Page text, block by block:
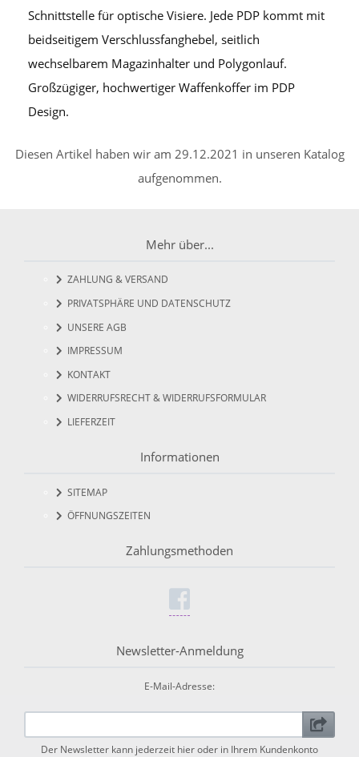
Schnittstelle für optische Visiere. Jede PDP kommt mit
beidseitigem Verschlussfanghebel, seitlich
wechselbarem Magazinhalter und Polygonlauf.
Großzügiger, hochwertiger Waffenkoffer im PDP
Design.
Diesen Artikel haben wir am 29.12.2021 in unseren Katalog
aufgenommen.
Mehr über...
ZAHLUNG & VERSAND
PRIVATSPHÄRE UND DATENSCHUTZ
UNSERE AGB
IMPRESSUM
KONTAKT
WIDERRUFSRECHT & WIDERRUFSFORMULAR
LIEFERZEIT
Informationen
SITEMAP
ÖFFNUNGSZEITEN
Zahlungsmethoden
Newsletter-Anmeldung
E-Mail-Adresse:
Der Newsletter kann jederzeit hier oder in Ihrem Kundenkonto